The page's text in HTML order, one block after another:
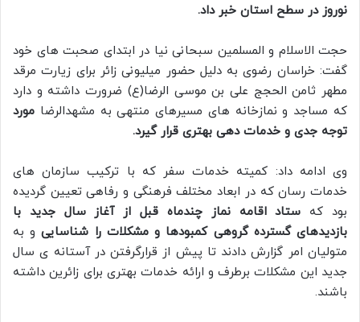
نوروز در سطح استان خبر داد.
حجت الاسلام و المسلمین سبحانی نیا در ابتدای صحبت های خود
گفت: خراسان رضوی به دلیل حضور میلیونی زائر برای زیارت مرقد
مطهر ثامن الحجج علی بن موسی الرضا(ع) ضرورت داشته و دارد
که مساجد و نمازخانه های مسیرهای منتهی به مشهدالرضا مورد
توجه جدی و خدمات دهی بهتری قرار گیرد.
وی ادامه داد: کمیته خدمات سفر که با ترکیب سازمان های
خدمات رسان که در ابعاد مختلف فرهنگی و رفاهی تعیین گردیده
بود که ستاد اقامه نماز چندماه قبل از آغاز سال جدید با
بازدیدهای گسترده گروهی کمبودها و مشکلات را شناساییو به
متولیان امر گزارش دادند تا پیش از قرارگرفتن در آستانه ی سال
جدید این مشکلات برطرف و ارائه خدمات بهتری برای زائرین داشته
باشند.